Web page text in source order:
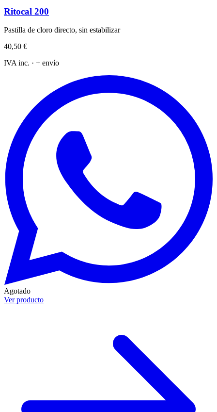
Ritocal 200
Pastilla de cloro directo, sin estabilizar
40,50 €
IVA inc. · + envío
Agotado
Ver producto